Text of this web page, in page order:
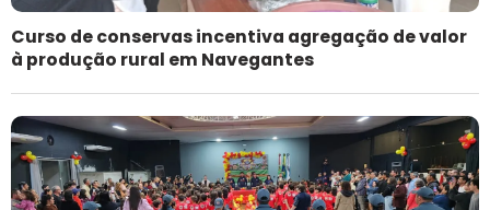
Curso de conservas incentiva agregação de valor
à produção rural em Navegantes